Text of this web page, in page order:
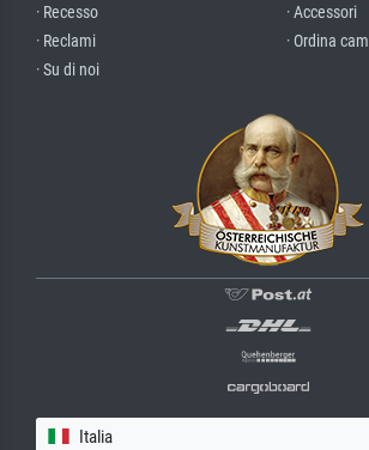
· Recesso
· Reclami
· Su di noi
· Accessori
· Ordina
Italia